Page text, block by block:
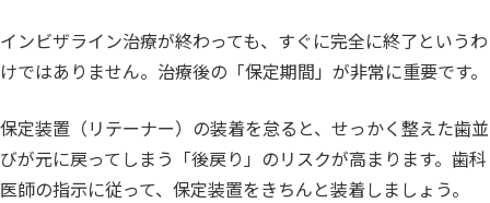
インビザライン治療が終わっても、すぐに完全に終了というわ
けではありません。治療後の「保定期間」が非常に重要です。
保定装置（リテーナー）の装着を怠ると、せっかく整えた歯並
びが元に戻ってしまう「後戻り」のリスクが高まります。歯科
医師の指示に従って、保定装置をきちんと装着しましょう。